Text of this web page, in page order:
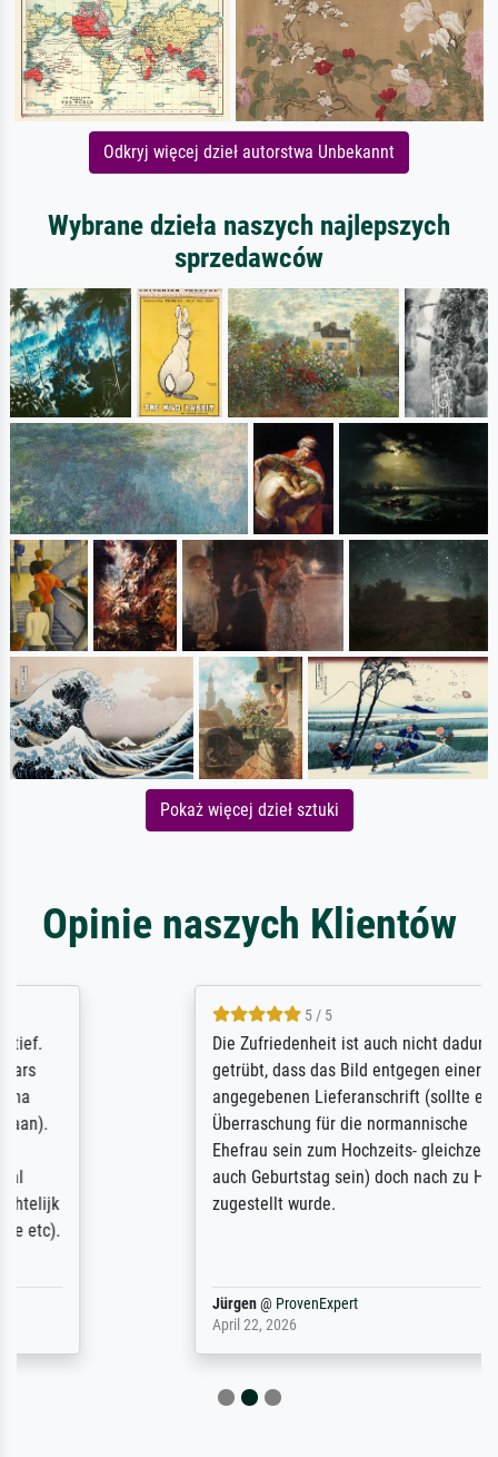
Odkryj więcej dzieł autorstwa Unbekannt
Wybrane dzieła naszych najlepszych
sprzedawców
Pokaż więcej dzieł sztuki
Opinie naszych Klientów
Die Zufriedenheit ist auch nicht dadurch
getrübt, dass das Bild entgegen einer
angegebenen Lieferanschrift (sollte eine
Überraschung für die normannische
Ehefrau sein zum Hochzeits- gleichzeitig
auch Geburtstag sein) doch nach zu Hause
zugestellt wurde.
ProvenExpert